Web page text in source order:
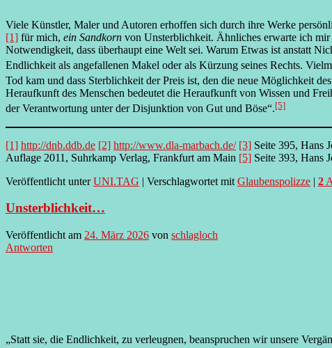
Viele Künstler, Maler und Autoren erhoffen sich durch ihre Werke
[1] für mich, ein Sandkorn von Unsterblichkeit. Ähnliches erwarte ich
Notwendigkeit, dass überhaupt eine Welt sei. Warum Etwas ist anstatt
Endlichkeit als angefallenen Makel oder als Kürzung seines Rechts.
Tod kam und dass Sterblichkeit der Preis ist, den die neue Möglichkeit
Heraufkunft des Menschen bedeutet die Heraufkunft von Wissen und
der Verantwortung unter der Disjunktion von Gut und Böse“.[5]
[1] http://dnb.ddb.de [2] http://www.dla-marbach.de/ [3] Seite 395, Hans
Auflage 2011, Suhrkamp Verlag, Frankfurt am Main [5] Seite 393, Hans
Veröffentlicht unter UNI.TAG | Verschlagwortet mit Glaubenspolizze | 2
Unsterblichkeit…
Veröffentlicht am 24. März 2026 von schlagloch
Antworten
„Statt sie, die Endlichkeit, zu verleugnen, beanspruchen wir unsere